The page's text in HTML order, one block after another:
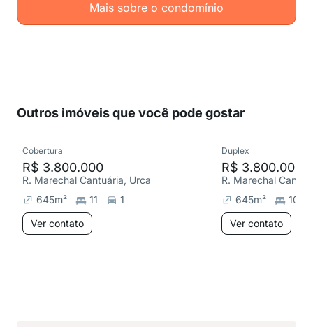
Mais sobre o condomínio
Outros imóveis que você pode gostar
Cobertura
R$ 3.800.000
R. Marechal Cantuária, Urca
645m² 11
1
Ver contato
Duplex
R$ 3.800.000
R. Marechal
645m²
10
Ver contato